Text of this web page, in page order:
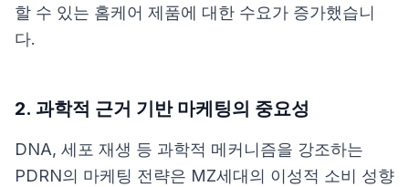
할 수 있는 홈케어 제품에 대한 수요가 증가했습니
다.
2. 과학적 근거 기반 마케팅의 중요성
DNA, 세포 재생 등 과학적 메커니즘을 강조하는
PDRN의 마케팅 전략은 MZ세대의 이성적 소비 성향